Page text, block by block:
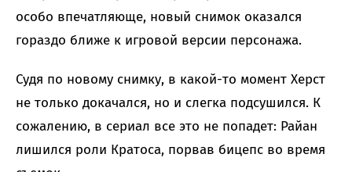
особо впечатляюще, новый снимок оказался
гораздо ближе к игровой версии персонажа.
Судя по новому снимку, в какой-то момент Херст
не только докачался, но и слегка подсушился. К
сожалению, в сериал все это не попадет: Райан
лишился роли Кратоса, порвав бицепс во время